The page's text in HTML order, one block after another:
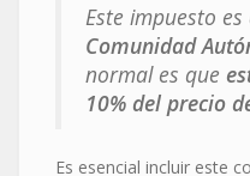
Este impuesto es
Comunidad
normal es que
10% del precio
Es esencial incluir este